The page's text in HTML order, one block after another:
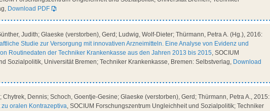
Download PDF
Judith; Glaeske (verstorben), Gerd; Ludwig, Wolf-Dieter; Thürmann, Petra A. (Hg.), 2016:
Studie zur Versorgung mit innovativen Arzneimitteln. Eine Analyse von Evidenz und
Routinedaten der Techniker Krankenkasse aus den Jahren 2013 bis 2015, SOCIUM
Sozialpolitik, Universität Bremen; Techniker Krankenkasse, Bremen: Selbstverlag, Download
Chytrek, Dennis; Schoch, Goentje-Gesine; Glaeske (verstorben), Gerd; Thürmann, Petra A., 2015:
oralen Kontrazeptiva, SOCIUM Forschungszentrum Ungleichheit und Sozialpolitik; Techniker